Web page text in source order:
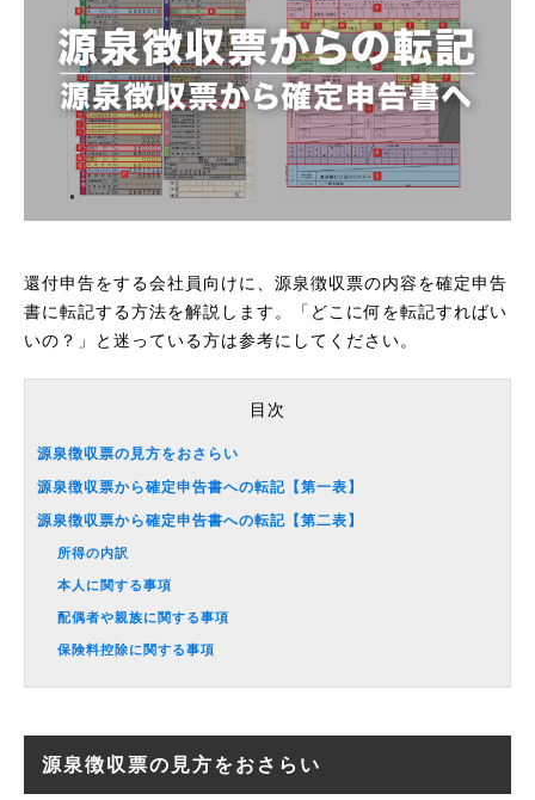
還付申告をする会社員向けに、源泉徴収票の内容を確定申告
書に転記する方法を解説します。「どこに何を転記すればい
いの？」と迷っている方は参考にしてください。
目次
源泉徴収票の見方をおさらい
源泉徴収票から確定申告書への転記【第一表】
源泉徴収票から確定申告書への転記【第二表】
所得の内訳
本人に関する事項
配偶者や親族に関する事項
保険料控除に関する事項
源泉徴収票の見方をおさらい